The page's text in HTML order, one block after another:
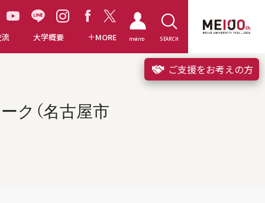
大学概要 MORE meimo SEARCH
ご支援をお考えの方
ク（名古屋市